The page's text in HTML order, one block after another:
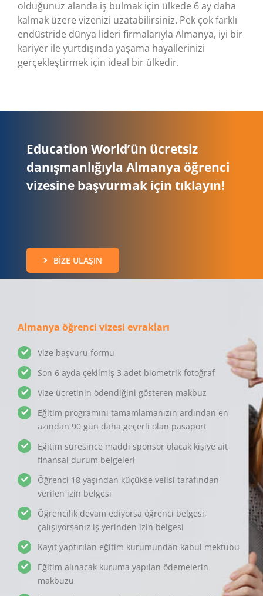
olduğunuz alanda iş bulmak için ülkede 6 ay daha
kalmak üzere vizenizi uzatabilirsiniz. Pek çok farklı
endüstride dünya lideri firmalarıyla Almanya, iyi bir
kariyer ile yurtdışında yaşama hayallerinizi
gerçekleştirmek için ideal bir ülkedir.
Education World’ün ücretsiz
danışmanlığıyla Almanya öğrenci
vizesine başvurmak için tıklayın!
BIZE ULAŞIN
Almanya öğrenci vizesi evrakları
Vize başvuru formu
Son 6 ayda çekilmiş 3 adet biometrik fotoğraf
Vize ücretinin ödendiğini gösteren makbuz
Eğitim programını tamamlamanızın ardından en
azından 90 gün daha geçerli olan pasaport
Eğitim süresince maddi sponsor olacak kişiye ait
finansal durum belgeleri
Öğrenci 18 yaşından küçükse velisi tarafından
verilen izin belgesi
Öğrencilik devam ediyorsa öğrenci belgesi,
çalışıyorsanız iş yerinden izin belgesi
Kayıt yaptırılan eğitim kurumundan kabul mektubu
Eğitim alınacak kuruma yapılan ödemelerin
makbuzu